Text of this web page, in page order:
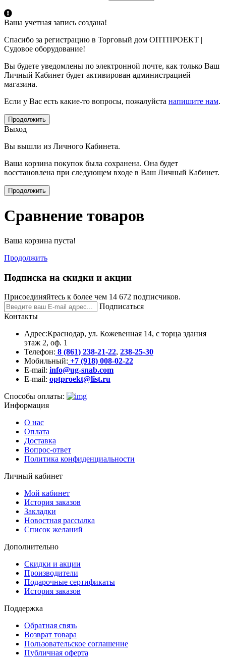
Ваша учетная запись создана!
Спасибо за регистрацию в Торговый дом ОПТПРОЕКТ |
Судовое оборудование!
Вы будете уведомлены по электронной почте, как только Ваш
Личный Кабинет будет активирован администрацией
магазина.
Если у Вас есть какие-то вопросы, пожалуйста напишите нам.
Продолжить
Выход
Вы вышли из Личного Кабинета.
Ваша корзина покупок была сохранена. Она будет
восстановлена при следующем входе в Ваш Личный Кабинет.
Продолжить
Сравнение товаров
Ваша корзина пуста!
Продолжить
Подписка на скидки и акции
Присоединяйтесь к более чем 14 672 подписчиков.
Подписаться
Контакты
Адрес:Краснодар, ул. Кожевенная 14, с торца здания
этаж 2, оф. 1
Телефон: 8 (861) 238-21-22, 238-25-30
Мобильный: +7 (918) 008-02-22
E-mail: info@ug-snab.com
E-mail: optproekt@list.ru
Способы оплаты:
Информация
О нас
Оплата
Доставка
Вопрос-ответ
Политика конфиденциальности
Личный кабинет
Мой кабинет
История заказов
Закладки
Новостная рассылка
Список желаний
Дополнительно
Скидки и акции
Производители
Подарочные сертификаты
История заказов
Поддержка
Обратная связь
Возврат товара
Пользовательское соглашение
Публичная оферта